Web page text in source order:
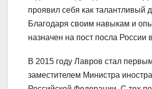
проявил себя как талантливый
Благодаря своим навыкам и
назначен на пост посла России
В 2015 году Лавров стал
заместителем Министра